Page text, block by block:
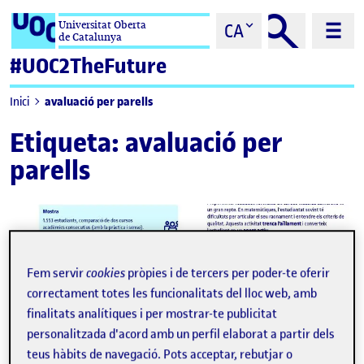
Saltar al contingutUniversitat Oberta
de Catalunya
CA
#UOC2TheFuture
Inici avaluació per parells
Etiqueta: avaluació per
parells
Fem servircookies pròpies i de tercers per poder-te oferir
correctament totes les funcionalitats del lloc web, amb
finalitats analítiques i per mostrar-te publicitat
personalitzada d'acord amb un perfil elaborat a partir dels
teus hàbits de navegació. Pots acceptar, rebutjar o